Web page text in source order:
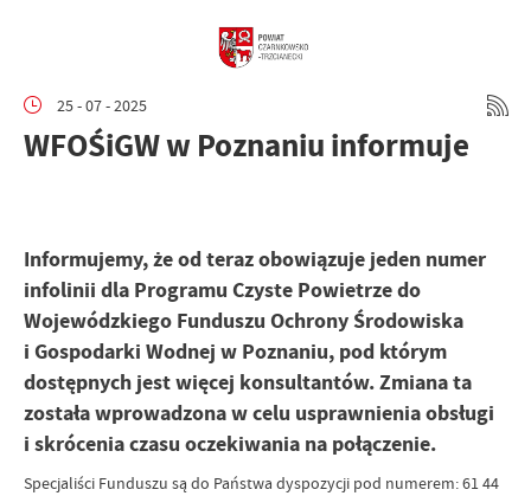
25 - 07 - 2025
WFOŚiGW w Poznaniu informuje
Informujemy, że od teraz obowiązuje jeden numer
infolinii dla Programu Czyste Powietrze do
Wojewódzkiego Funduszu Ochrony Środowiska
i Gospodarki Wodnej w Poznaniu, pod którym
dostępnych jest więcej konsultantów. Zmiana ta
została wprowadzona w celu usprawnienia obsługi
i skrócenia czasu oczekiwania na połączenie.
Specjaliści Funduszu są do Państwa dyspozycji pod numerem: 61 44